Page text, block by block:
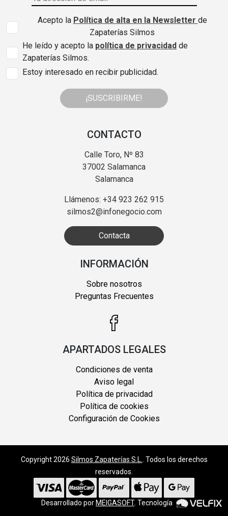
Acepto la Política de alta en la Newsletter de
Zapaterías Silmos
He leído y acepto la política de privacidad de
Zapaterías Silmos.
Estoy interesado en recibir publicidad.
¡SUSCRIBIRME!
CONTACTO
Calle Toro, Nº 83
37002 Salamanca
Salamanca
Llámenos: +34 923 262 915
silmos2@infonegocio.com
Contacta
INFORMACIÓN
Sobre nosotros
Preguntas Frecuentes
APARTADOS LEGALES
Condiciones de venta
Aviso legal
Política de privacidad
Política de cookies
Configuración de Cookies
Copyright 2026 Silmos Zapaterías S.L.
. Todos los derechos
reservados.
Desarrollado por MEIGASOFT. Tecnología